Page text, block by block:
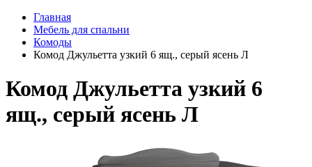
Главная
Мебель для спальни
Комоды
Комод Джульетта узкий 6 ящ., серый ясень Л
Комод Джульетта узкий 6
ящ., серый ясень Л